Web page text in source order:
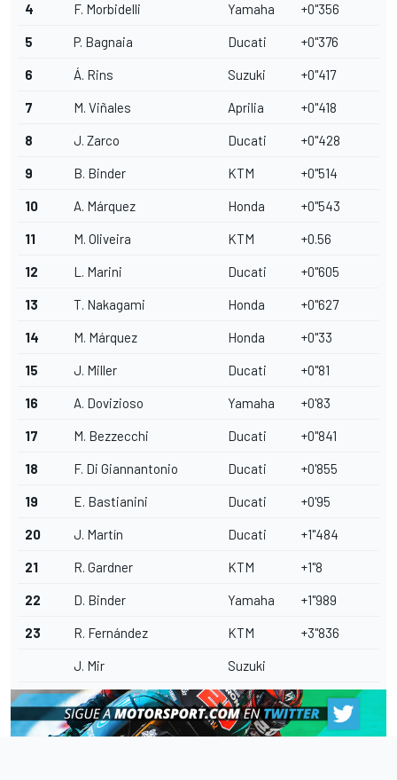
4 F. Morbidelli Yamaha +0"356
5 P. Bagnaia Ducati +0"376
6 Á. Rins Suzuki +0"417
7 M. Viñales Aprilia +0"418
8 J. Zarco Ducati +0"428
9 B. Binder KTM +0"514
10 A. Márquez Honda +0"543
11 M. Oliveira KTM +0.56
12 L. Marini Ducati +0''605
13 T. Nakagami Honda +0''627
14 M. Márquez Honda +0''33
15 J. Miller Ducati +0''81
16 A. Dovizioso Yamaha +0'83
17 M. Bezzecchi Ducati +0''841
18 F. Di Giannantonio Ducati +0'855
19 E. Bastianini Ducati +0'95
20 J. Martín Ducati +1''484
21 R. Gardner KTM +1''8
22 D. Binder Yamaha +1''989
23 R. Fernández KTM +3''836
J. Mir Suzuki